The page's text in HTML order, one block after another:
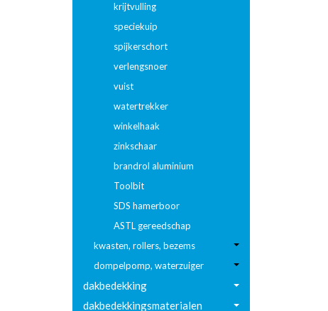
krijtvulling
speciekuip
spijkerschort
verlengsnoer
vuist
watertrekker
winkelhaak
zinkschaar
brandrol aluminium
Toolbit
SDS hamerboor
ASTL gereedschap
kwasten, rollers, bezems
dompelpomp, waterzuiger
dakbedekking
dakbedekkingsmaterialen